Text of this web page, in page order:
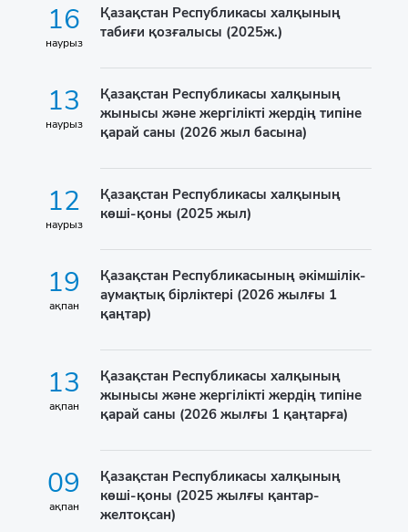
16
наурыз
Қазақстан Республикасы халқының
табиғи қозғалысы (2025ж.)
13
наурыз
Қазақстан Республикасы халқының
жынысы және жергілікті жердің типіне
қарай саны (2026 жыл басына)
12
наурыз
Қазақстан Республикасы халқының
көші-қоны (2025 жыл)
19
ақпан
Қазақстан Республикасының әкімшілік-
аумақтық бірліктері (2026 жылғы 1
қаңтар)
13
ақпан
Қазақстан Республикасы халқының
жынысы және жергілікті жердің типіне
қарай саны (2026 жылғы 1 қаңтарға)
09
ақпан
Қазақстан Республикасы халқының
көші-қоны (2025 жылғы қантар-
желтоқсан)